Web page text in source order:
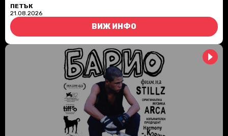
ПЕТЪК
21.08.2026
ВИЖ ИНФО